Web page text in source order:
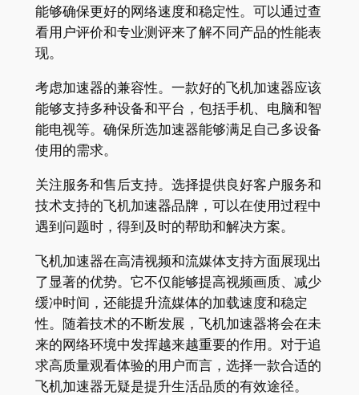
能够确保更好的网络速度和稳定性。可以通过查
看用户评价和专业测评来了解不同产品的性能表
现。
考虑加速器的兼容性。一款好的飞机加速器应该
能够支持多种设备和平台，包括手机、电脑和智
能电视等。确保所选加速器能够满足自己多设备
使用的需求。
关注服务和售后支持。选择提供良好客户服务和
技术支持的飞机加速器品牌，可以在使用过程中
遇到问题时，得到及时的帮助和解决方案。
飞机加速器在高清视频和流媒体支持方面展现出
了显著的优势。它不仅能够提高视频画质、减少
缓冲时间，还能提升流媒体的加载速度和稳定
性。随着技术的不断发展，飞机加速器将会在未
来的网络环境中发挥越来越重要的作用。对于追
求高质量观看体验的用户而言，选择一款合适的
飞机加速器无疑是提升生活品质的有效途径。